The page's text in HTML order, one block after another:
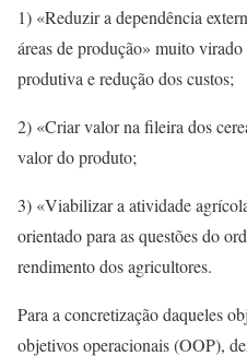
1) «Reduzir a dependência
áreas de produção» muito
produtiva e redução dos custos;
2) «Criar valor na fileira dos
valor do produto;
3) «Viabilizar a atividade
orientado para as questões do
rendimento dos agricultores.
Para a concretização daqueles
objetivos operacionais (OOP),